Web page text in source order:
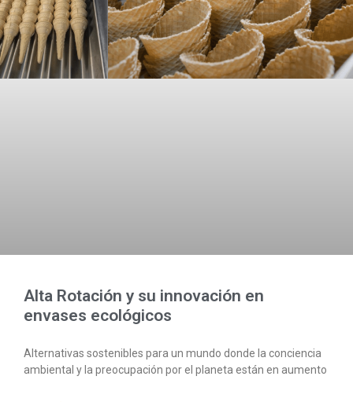
Alta Rotación y su innovación en
envases ecológicos
Alternativas sostenibles para un mundo donde la conciencia
ambiental y la preocupación por el planeta están en aumento